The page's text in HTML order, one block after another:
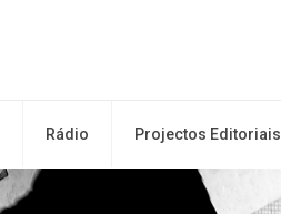
Rádio Projectos Editoriais